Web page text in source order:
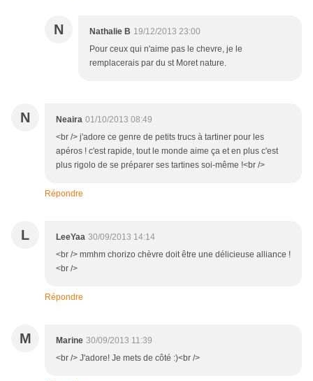
N Nathalie B 19/12/2013 23:00
Pour ceux qui n'aime pas le chevre, je le
remplacerais par du st Moret nature.
N Neaira 01/10/2013 08:49
<br /> j'adore ce genre de petits trucs à tartiner pour les
apéros ! c'est rapide, tout le monde aime ça et en plus c'est
plus rigolo de se préparer ses tartines soi-même !<br />
Répondre
L LeeYaa 30/09/2013 14:14
<br /> mmhm chorizo chèvre doit être une délicieuse alliance !
<br />
Répondre
M Marine 30/09/2013 11:39
<br /> J'adore! Je mets de côté :)<br />